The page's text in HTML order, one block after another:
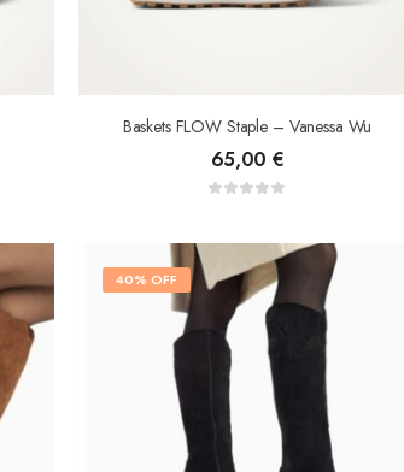
Baskets FLOW Staple – Vanessa Wu
65,00 €
40% OFF